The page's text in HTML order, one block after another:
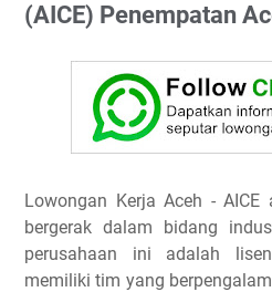
(AICE) Penempatan
Lowongan Kerja Aceh - AICE
bergerak dalam bidang
perusahaan ini adalah
memiliki tim yang